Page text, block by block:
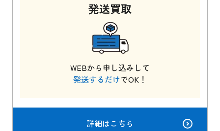
発送買取
WEBから申し込みして
発送するだけでOK！
詳細はこちら